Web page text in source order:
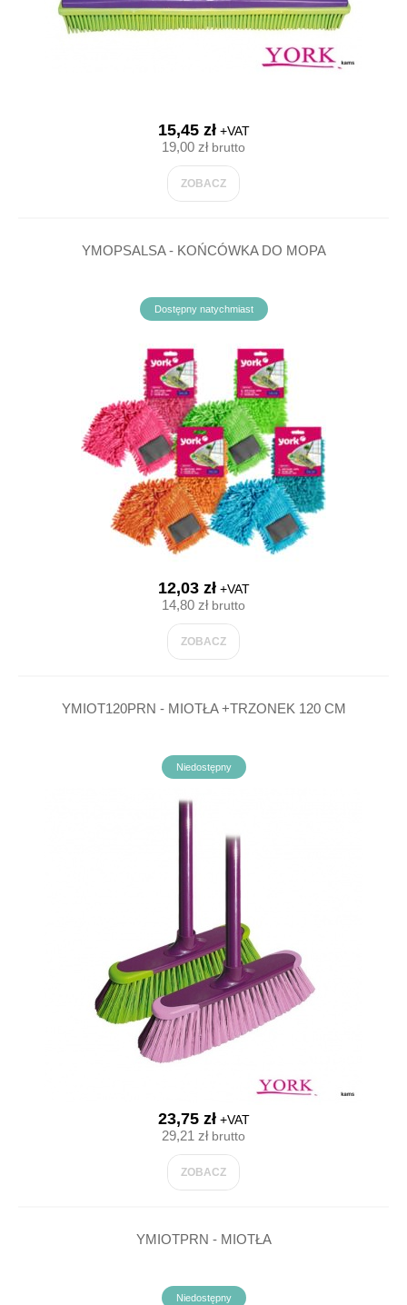
15,45 zł+VAT
19,00 złbrutto
ZOBACZ
YMOPSALSA - KOŃCÓWKA DO MOPA
Dostępny natychmiast
12,03 zł+VAT
14,80 złbrutto
ZOBACZ
YMIOT120PRN - MIOTŁA +TRZONEK 120 CM
Niedostępny
23,75 zł+VAT
29,21 złbrutto
ZOBACZ
YMIOTPRN - MIOTŁA
Niedostępny